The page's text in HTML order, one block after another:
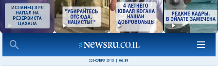
ИСПАНЕЦ ЗРЯ
НАПАЛ НА
РЕЗЕРВИСТА
ЦАХАЛА
22 НОЯБРЯ 2013 06:39